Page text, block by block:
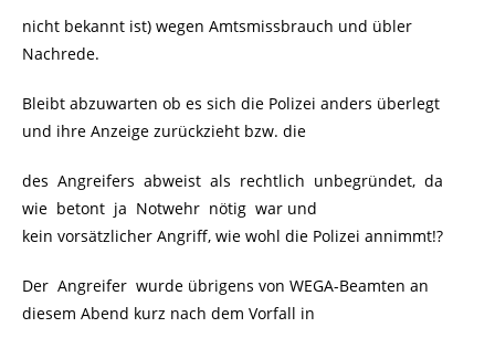
nicht bekannt ist) wegen Amtsmissbrauch und übler
Nachrede.
Bleibt abzuwarten ob es sich die Polizei anders überlegt
und ihre Anzeige zurückzieht bzw. die
des Angreifers abweist als rechtlich unbegründet, da
wie betont ja Notwehr nötig war und
kein vorsätzlicher Angriff, wie wohl die Polizei annimmt!?
Der Angreifer wurde übrigens von WEGA-Beamten an
diesem Abend kurz nach dem Vorfall in